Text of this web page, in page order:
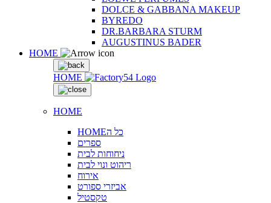
DOLCE & GABBANA MAKEUP
BYREDO
DR.BARBARA STURM
AUGUSTINUS BADER
HOME
HOME
HOME
HOMEכל ה
ספרים
ניחוחות לבית
ריהוט ונוי לבית
אירוח
אביזרי ספורט
טקסטיל